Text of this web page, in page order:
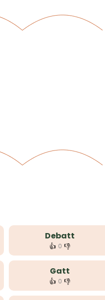
Debatt
👍 0 👎
Gatt
👍 0 👎